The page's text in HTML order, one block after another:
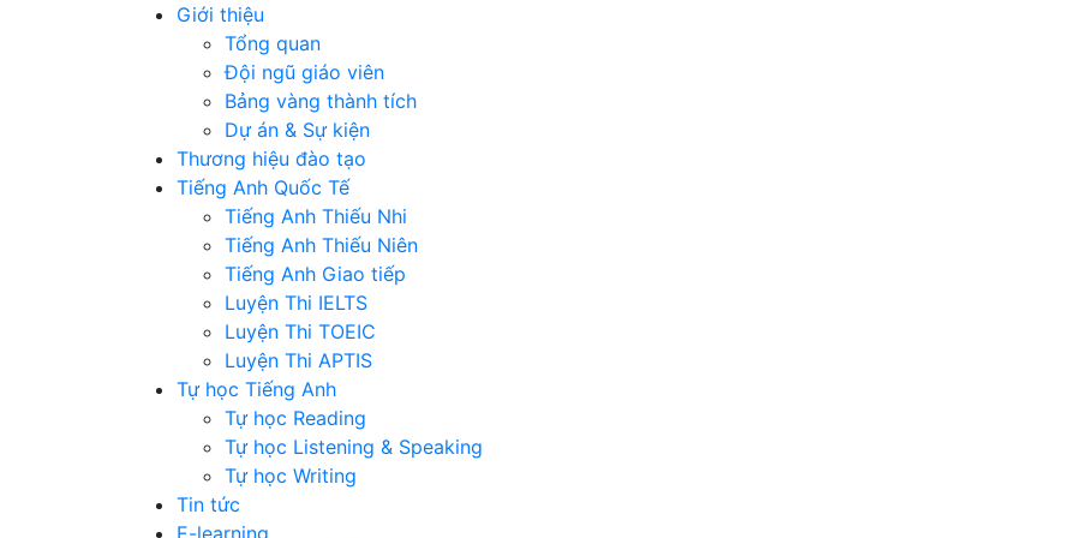
Giới thiệu
Tổng quan
Đội ngũ giáo viên
Bảng vàng thành tích
Dự án & Sự kiện
Thương hiệu đào tạo
Tiếng Anh Quốc Tế
Tiếng Anh Thiếu Nhi
Tiếng Anh Thiếu Niên
Tiếng Anh Giao tiếp
Luyện Thi IELTS
Luyện Thi TOEIC
Luyện Thi APTIS
Tự học Tiếng Anh
Tự học Reading
Tự học Listening & Speaking
Tự học Writing
Tin tức
E-learning